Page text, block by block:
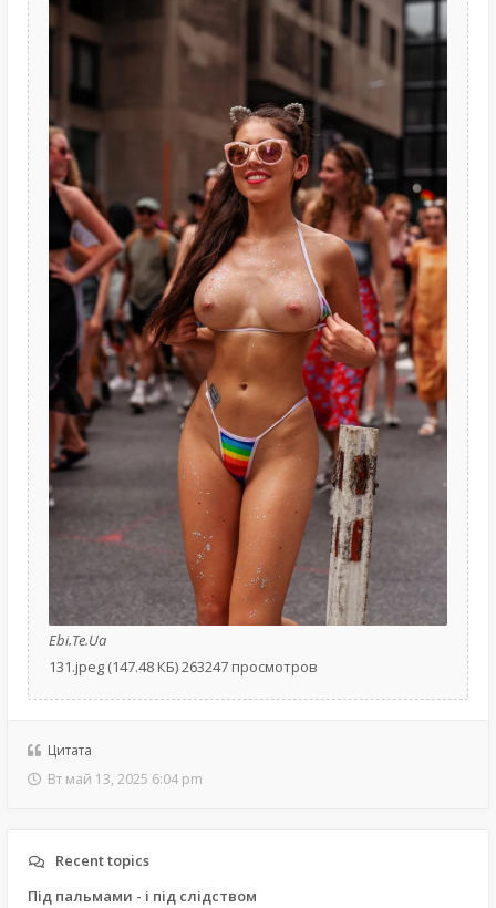
Ebi.Te.Ua
131.jpeg (147.48 КБ) 263247 просмотров
Цитата
Вт май 13, 2025 6:04 pm
Recent topics
Під пальмами - і під слідством